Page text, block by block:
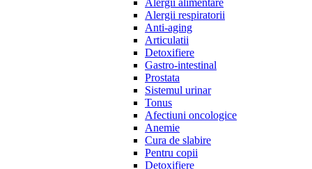
Alergii alimentare
Alergii respiratorii
Anti-aging
Articulatii
Detoxifiere
Gastro-intestinal
Prostata
Sistemul urinar
Tonus
Afectiuni oncologice
Anemie
Cura de slabire
Pentru copii
Detoxifiere